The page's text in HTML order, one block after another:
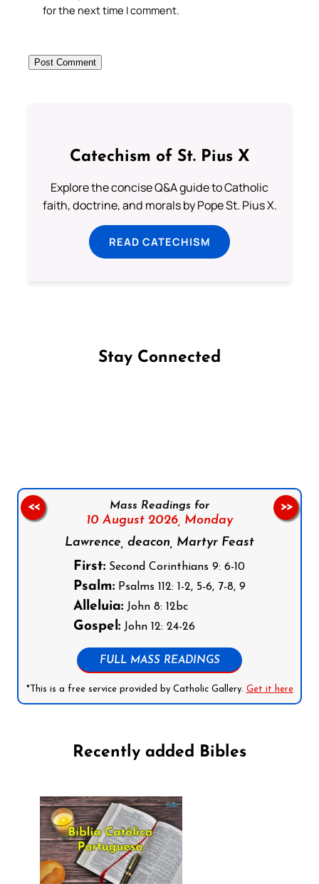
for the next time I comment.
Catechism of St. Pius X
Explore the concise Q&A guide to Catholic
faith, doctrine, and morals by Pope St. Pius X.
READ CATECHISM
Stay Connected
Mass Readings for
10 August 2026, Monday
Lawrence, deacon, Martyr Feast
First: Second Corinthians 9: 6-10
Psalm: Psalms 112: 1-2, 5-6, 7-8, 9
Alleluia: John 8: 12bc
Gospel: John 12: 24-26
FULL MASS READINGS
*This is a free service provided by Catholic Gallery. Get it here
<< >>
Recently added Bibles